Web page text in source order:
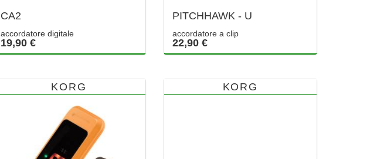
CA2
accordatore digitale
19,90 €
PITCHHAWK - U
accordatore a clip
22,90 €
KORG KORG